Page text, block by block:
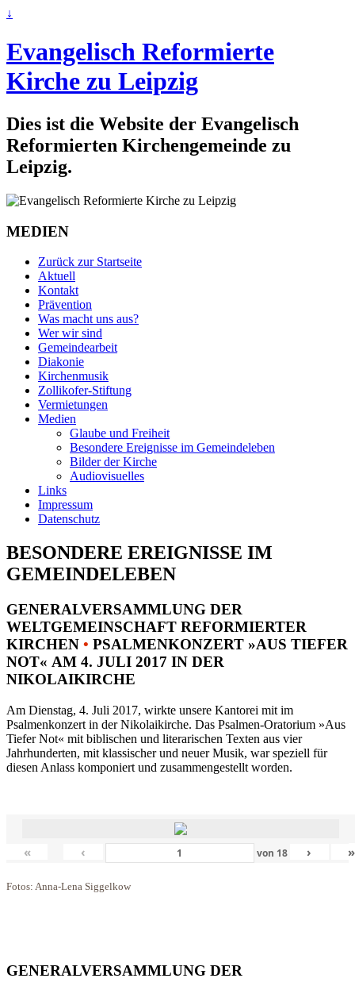
↓
Evangelisch Reformierte
Kirche zu Leipzig
Dies ist die Website der Evangelisch
Reformierten Kirchengemeinde zu
Leipzig.
MEDIEN
Zurück zur Startseite
Aktuell
Kontakt
Prävention
Was macht uns aus?
Wer wir sind
Gemeindearbeit
Diakonie
Kirchenmusik
Zollikofer-Stiftung
Vermietungen
Medien
Glaube und Freiheit
Besondere Ereignisse im Gemeindeleben
Bilder der Kirche
Audiovisuelles
Links
Impressum
Datenschutz
BESONDERE EREIGNISSE IM
GEMEINDELEBEN
GENERALVERSAMMLUNG DER
WELTGEMEINSCHAFT REFORMIERTER
KIRCHEN • PSALMENKONZERT »AUS TIEFER
NOT« AM 4. JULI 2017 IN DER
NIKOLAIKIRCHE
Am Dienstag, 4. Juli 2017, wirkte unsere Kantorei mit im
Psalmenkonzert in der Nikolaikirche. Das Psalmen-Oratorium »Aus
Tiefer Not« mit biblischen und literarischen Texten aus vier
Jahrhunderten, mit klassischer und neuer Musik, war speziell für
diesen Anlass komponiert und zusammengestellt worden.
« ‹ von 18 › »
Fotos: Anna-Lena Siggelkow
GENERALVERSAMMLUNG DER